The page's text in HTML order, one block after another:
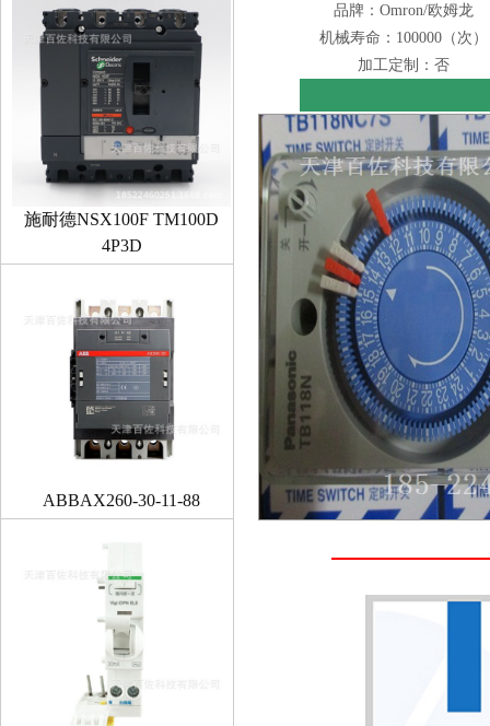
施耐德NSX100F TM100D
4P3D
ABBAX260-30-11-88
品牌：Omron/欧姆龙
机械寿命：100000（次）
加工定制：否